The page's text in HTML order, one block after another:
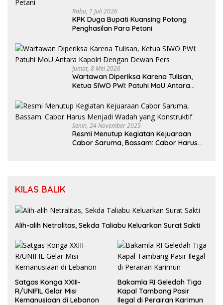
Rabu, 1 Juli 2026
KPK Duga Bupati Kuansing Potong
Penghasilan Para Petani
Jumat, 8 Mei 2026
Wartawan Diperiksa Karena Tulisan,
Ketua SIWO PWI: Patuhi MoU Antara
Senin, 24 November 2025
Resmi Menutup Kegiatan Kejuaraan
Cabor Saruma, Bassam: Cabor Harus
KILAS BALIK
Alih-alih Netralitas, Sekda Taliabu Keluarkan Surat Sakti
Satgas Konga XXIII-
R/UNIFIL Gelar Misi
Kemanusiaan di Lebanon
Bakamla RI Geledah Tiga
Kapal Tambang Pasir
Ilegal di Perairan Karimun